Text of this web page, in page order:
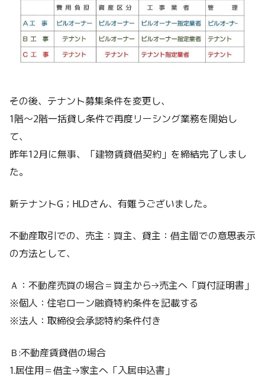
その後、テナント募集条件を変更し、
1階～2階一括貸し条件で再度リーシング業務を開始し
て、
昨年12月に無事、「建物賃貸借契約」を締結完了しまし
た。
新テナントG；HLDさん、有難うございました。
不動産取引での、売主：買主、貸主：借主間での意思表示
の方法として、
Ａ：不動産売買の場合＝買主から→売主へ「買付証明書」
※個人：住宅ローン融資特約条件を記載する
※法人：取締役会承認特約条件付き
Ｂ:不動産賃貸借の場合
1.居住用＝借主→家主へ「入居申込書」